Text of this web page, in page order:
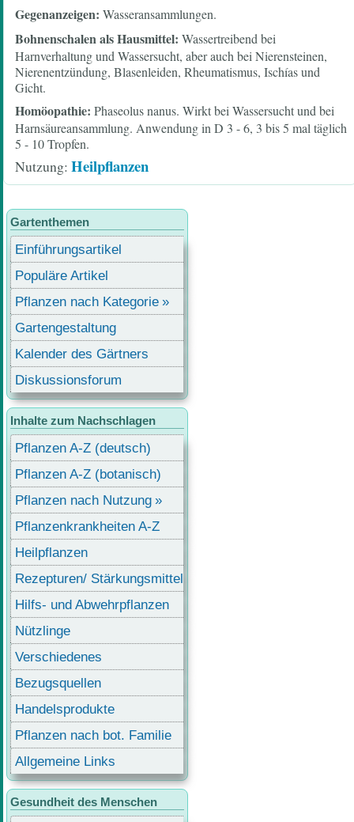
Gegenanzeigen: Wasseransammlungen.
Bohnenschalen als Hausmittel: Wassertreibend bei
Harnverhaltung und Wassersucht, aber auch bei Nierensteinen,
Nierenentzündung, Blasenleiden, Rheumatismus, Ischías und
Gicht.
Homöopathie: Phaseolus nanus. Wirkt bei Wassersucht und bei
Harnsäureansammlung. Anwendung in D 3 - 6, 3 bis 5 mal täglich
5 - 10 Tropfen.
Nutzung Heilpflanzen
Gartenthemen
Einführungsartikel
Populäre Artikel
Pflanzen nach Kategorie
Gartengestaltung
Kalender des Gärtners
Diskussionsforum
Inhalte zum Nachschlagen
Pflanzen A-Z (deutsch)
Pflanzen A-Z (botanisch)
Pflanzen nach Nutzung
Pflanzenkrankheiten A-Z
Heilpflanzen
Rezepturen/ Stärkungsmittel
Hilfs- und Abwehrpflanzen
Nützlinge
Verschiedenes
Bezugsquellen
Handelsprodukte
Pflanzen nach bot. Familie
Allgemeine Links
Gesundheit des Menschen